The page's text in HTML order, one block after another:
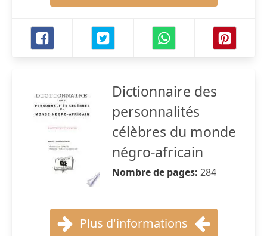
Dictionnaire des
personnalités
célèbres du monde
négro-africain
Nombre de pages: 284
Plus d'informations